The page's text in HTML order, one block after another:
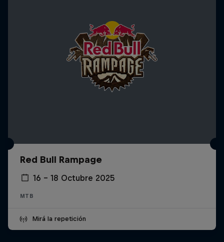
Red Bull Rampage
16 – 18 Octubre 2025
MTB
Mirá la repetición